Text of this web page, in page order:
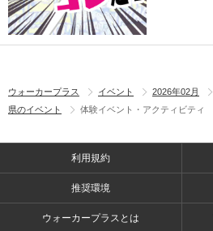
ウォーカープラス イベント 2026年02月
県のイベント
体験イベント・アクティビティ
利用規約
推奨環境
ウォーカープラスとは